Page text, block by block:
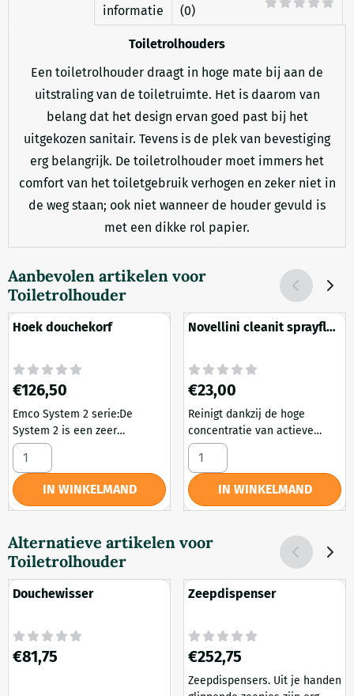
informatie
(0)
Toiletrolhouders
Een toiletrolhouder draagt in hoge mate bij aan de
uitstraling van de toiletruimte. Het is daarom van
belang dat het design ervan goed past bij het
uitgekozen sanitair. Tevens is de plek van bevestiging
erg belangrijk. De toiletrolhouder moet immers het
comfort van het toiletgebruik verhogen en zeker niet in
de weg staan; ook niet wanneer de houder gevuld is
met een dikke rol papier.
Aanbevolen artikelen voor
Toiletrolhouder
Hoek douchekorf
Prijs: 126,50
€126,50
Emco System 2 serie:De
System 2 is een zeer
populaire serie, met
stijlelementen van
rechthoekig elementen, met
een subtiele ronde afwerking.
De badgrepen zijn van hoge
tegelijk ook decoratief. Top
serie.
Aantal kiezen voor Hoek douchekorf
IN WINKELMAND
Novellini cleanit sprayfles
Prijs: 23,00
€23,00
Reinigt dankzij de hoge
concentratie van actieve
bestanddelen Ontkalkt zonder
schadelijk te zijn voor het
oppervlak Voorkomt nieuwe
kalkresten dankzij het "water
slide" effect
Aantal kiezen voor Novellini
IN WINKELMAND
Alternatieve artikelen voor
Toiletrolhouder
Douchewisser
Prijs: 81,75
€81,75
Zeepdispenser
Prijs: 252,75
€252,75
Zeepdispensers. Uit je handen